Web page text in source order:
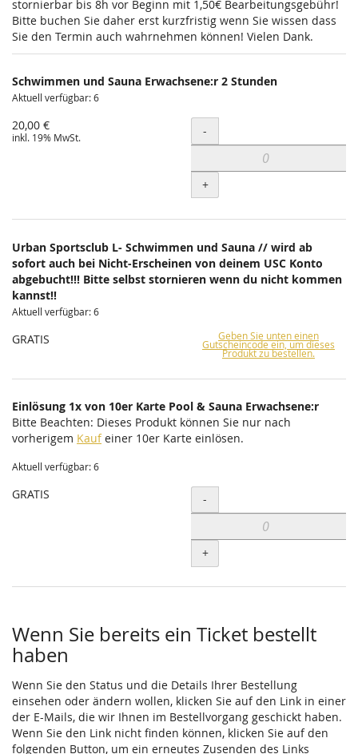
stornierbar bis 8h vor Beginn mit 1,50€ Bearbeitungsgebühr!
Bitte buchen Sie daher erst kurzfristig wenn Sie wissen dass
Sie den Termin auch wahrnehmen können! Vielen Dank.
Schwimmen und Sauna Erwachsene:r 2 Stunden
Aktuell verfügbar: 6
20,00 €
inkl. 19% MwSt. Menge
-
+
Urban Sportsclub L- Schwimmen und Sauna // wird ab
sofort auch bei Nicht-Erscheinen von deinem USC Konto
abgebucht!!! Bitte selbst stornieren wenn du nicht kommen
kannst!!
Aktuell verfügbar: 6
GRATIS Geben Sie unten einen
Gutscheincode ein, um dieses
Produkt zu bestellen.
Einlösung 1x von 10er Karte Pool & Sauna Erwachsene:r
Bitte Beachten: Dieses Produkt können Sie nur nach
vorherigem Kaufeiner 10er Karte einlösen.
Aktuell verfügbar: 6
GRATIS Menge
-
+
Wenn Sie bereits ein Ticket bestellt
haben
Wenn Sie den Status und die Details Ihrer Bestellung
einsehen oder ändern wollen, klicken Sie auf den Link in einer
der E-Mails, die wir Ihnen im Bestellvorgang geschickt haben.
Wenn Sie den Link nicht finden können, klicken Sie auf den
folgenden Button, um ein erneutes Zusenden des Links